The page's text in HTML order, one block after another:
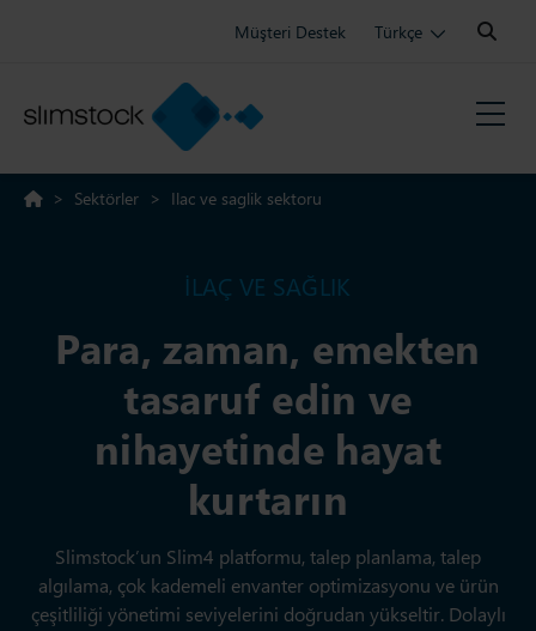
Müşteri Destek Türkçe
Search:
> Sektörler > Ilac ve saglik sektoru
İLAÇ VE SAĞLIK
Para, zaman, emekten
tasaruf edin ve
nihayetinde hayat
kurtarın
Slimstock’un Slim4 platformu, talep planlama, talep
algılama, çok kademeli envanter optimizasyonu ve ürün
çeşitliliği yönetimi seviyelerini doğrudan yükseltir. Dolaylı